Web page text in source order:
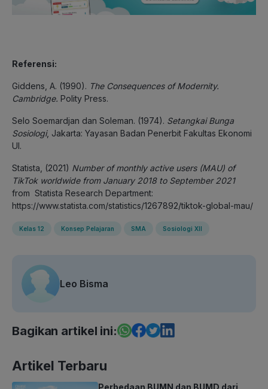
Referensi:
Giddens, A. (1990). The Consequences of Modernity.
Cambridge. Polity Press.
Selo Soemardjan dan Soleman. (1974). Setangkai Bunga
Sosiologi, Jakarta: Yayasan Badan Penerbit Fakultas Ekonomi
UI.
Statista, (2021) Number of monthly active users (MAU) of
TikTok worldwide from January 2018 to September 2021
from Statista Research Department:
https://www.statista.com/statistics/1267892/tiktok-global-mau/
Kelas 12 Konsep Pelajaran SMA Sosiologi XII
Leo Bisma
Bagikan artikel ini:
Artikel Terbaru
Perbedaan BUMN dan BUMD dari